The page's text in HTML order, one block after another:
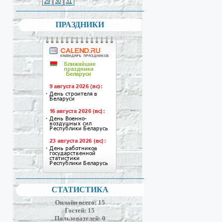
ПРАЗДНИКИ
СТАТИСТИКА
Онлайн всего:15
Гостей: 15
Пользователей:0